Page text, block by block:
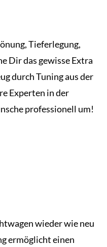
Tieferlegung,
Dir das gewisse Extra
durch Tuning aus der
Experten in der
professionell um!
wieder wie neu
ermöglicht einen